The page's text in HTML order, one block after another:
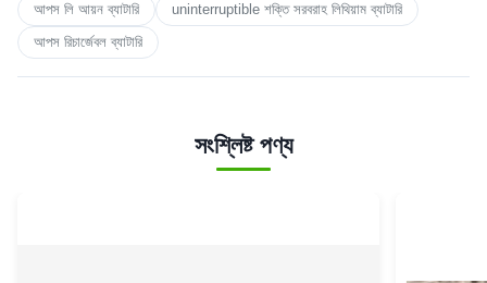
আপস লি আয়ন ব্যাটারি
uninterruptible শক্তি সরবরাহ লিথিয়াম ব্যাটারি
আপস রিচার্জেবল ব্যাটারি
সংশ্লিষ্ট পণ্য